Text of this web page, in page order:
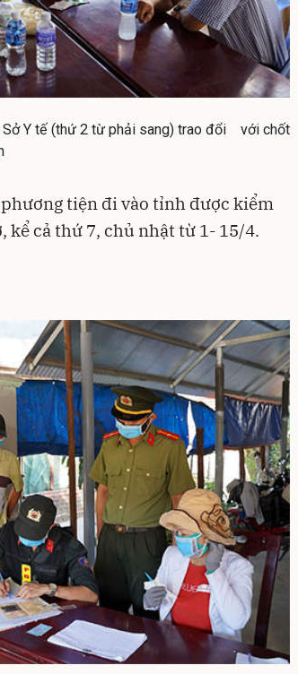
Sở Y tế (thứ 2 từ phải sang) trao đổi với chốt
tiện đi vào tỉnh được kiểm
kể cả thứ 7, chủ nhật từ 1- 15/4.